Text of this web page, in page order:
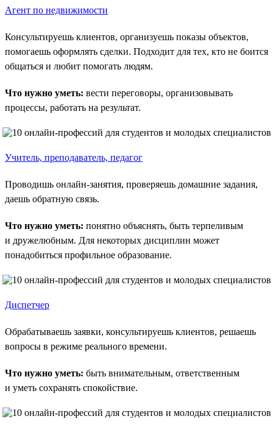
Агент по недвижимости
Консультируешь клиентов, организуешь показы объектов,
помогаешь оформлять сделки. Подходит для тех, кто не боится
общаться и любит помогать людям.
Что нужно уметь: вести переговоры, организовывать
процессы, работать на результат.
Учитель, преподаватель, педагог
Проводишь онлайн-занятия, проверяешь домашние задания,
даешь обратную связь.
Что нужно уметь: понятно объяснять, быть терпеливым
и дружелюбным. Для некоторых дисциплин может
понадобиться профильное образование.
Диспетчер
Обрабатываешь заявки, консультируешь клиентов, решаешь
вопросы в режиме реального времени.
Что нужно уметь: быть внимательным, ответственным
и уметь сохранять спокойствие.